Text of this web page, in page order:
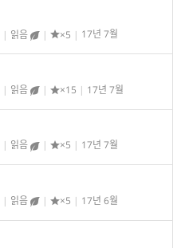
| 읽음 | ×5 | 17년 7월
| 읽음 | ×15 | 17년 7월
| 읽음 | ×5 | 17년 7월
| 읽음 | ×5 | 17년 6월